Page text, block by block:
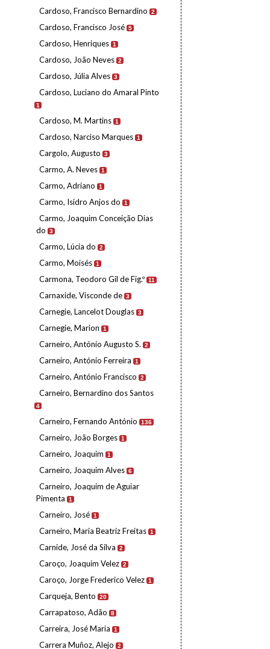
Cardoso, Francisco Bernardino 2
Cardoso, Francisco José 5
Cardoso, Henriques 1
Cardoso, João Neves 2
Cardoso, Júlia Alves 3
Cardoso, Luciano do Amaral Pinto
1
Cardoso, M. Martins 1
Cardoso, Narciso Marques 1
Cargolo, Augusto 3
Carmo, A. Neves 1
Carmo, Adriano 1
Carmo, Isidro Anjos do 1
Carmo, Joaquim Conceição Dias
do
3
Carmo, Lúcia do 2
Carmo, Moisés 1
Carmona, Teodoro Gil de Fig.º 11
Carnaxide, Visconde de 3
Carnegie, Lancelot Douglas 3
Carnegie, Marion 1
Carneiro, António Augusto S. 2
Carneiro, António Ferreira 1
Carneiro, António Francisco 2
Carneiro, Bernardino dos Santos
4
Carneiro, Fernando António 136
Carneiro, João Borges 1
Carneiro, Joaquim 1
Carneiro, Joaquim Alves 6
Carneiro, Joaquim de Aguiar
Pimenta
1
Carneiro, José 1
Carneiro, Maria Beatriz Freitas 1
Carnide, José da Silva 2
Caroço, Joaquim Velez 2
Caroço, Jorge Frederico Velez 1
Carqueja, Bento 20
Carrapatoso, Adão 8
Carreira, José Maria 1
Carrera Muñoz, Alejo 2